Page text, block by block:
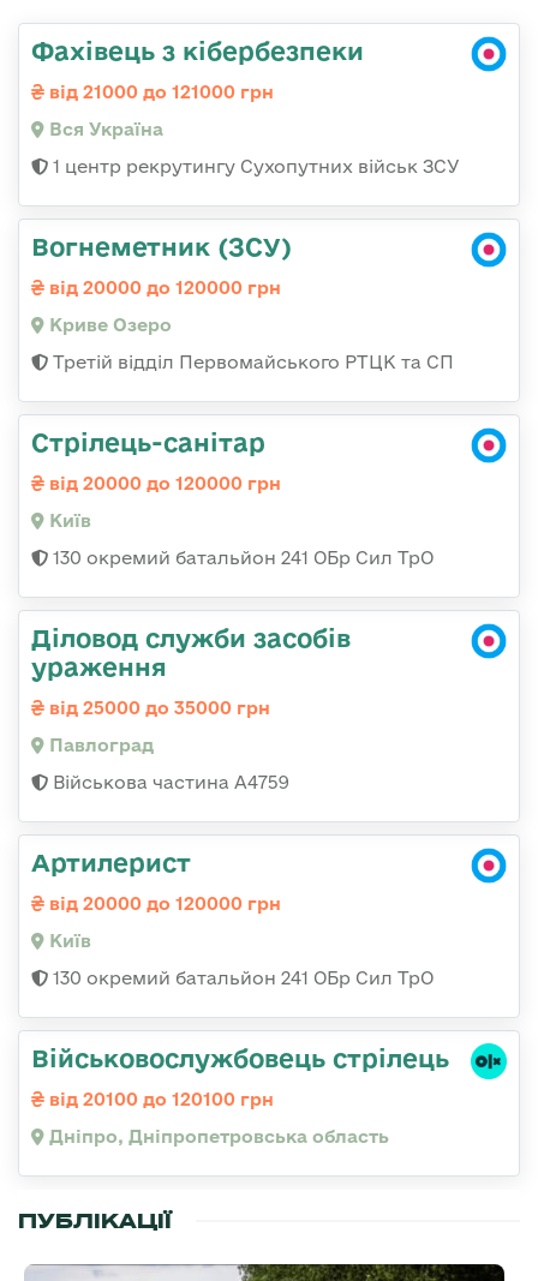
Фахівець з кібербезпеки
від 21000 до 121000 грн
Вся Україна
1 центр рекрутингу Сухопутних військ ЗСУ
Вогнеметник (ЗСУ)
від 20000 до 120000 грн
Криве Озеро
Третій відділ Первомайського РТЦК та СП
Стрілець-санітар
від 20000 до 120000 грн
Київ
130 окремий батальйон 241 ОБр Сил ТрО
Діловод служби засобів
ураження
від 25000 до 35000 грн
Павлоград
Військова частина А4759
Артилерист
від 20000 до 120000 грн
Київ
130 окремий батальйон 241 ОБр Сил ТрО
Військовослужбовець стрілець
від 20100 до 120100 грн
Дніпро, Дніпропетровська область
ПУБЛІКАЦІЇ